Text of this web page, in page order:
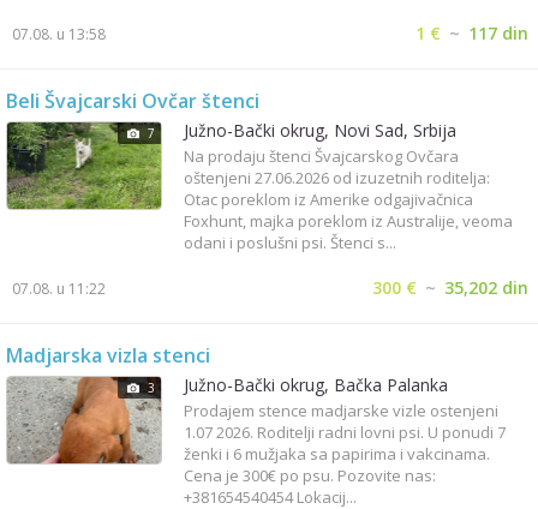
1 € ~ 117 din
07.08. u 13:58
Beli Švajcarski Ovčar štenci
7 Južno-Bački okrug, Novi Sad, Srbija
Na prodaju štenci Švajcarskog Ovčara
oštenjeni 27.06.2026 od izuzetnih roditelja:
Otac poreklom iz Amerike odgajivačnica
Foxhunt, majka poreklom iz Australije, veoma
odani i poslušni psi. Štenci s...
300 € ~ 35,202 din
07.08. u 11:22
Madjarska vizla stenci
3 Južno-Bački okrug, Bačka Palanka
Prodajem stence madjarske vizle ostenjeni
1.07 2026. Roditelji radni lovni psi. U ponudi 7
ženki i 6 mužjaka sa papirima i vakcinama.
Cena je 300€ po psu. Pozovite nas:
+381654540454 Lokacij...